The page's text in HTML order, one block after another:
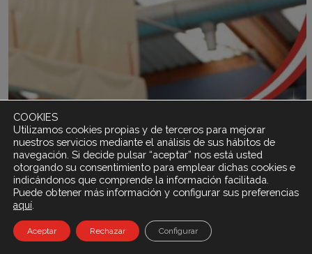
COOKIES
Utilizamos cookies propias y de terceros para mejorar
nuestros servicios mediante el análisis de sus hábitos de
navegación. Si decide pulsar “aceptar” nos está usted
otorgando su consentimiento para emplear dichas cookies e
indicándonos que comprende la información facilitada.
Puede obtener más información y configurar sus preferencias
aquí
Aceptar Rechazar Configurar